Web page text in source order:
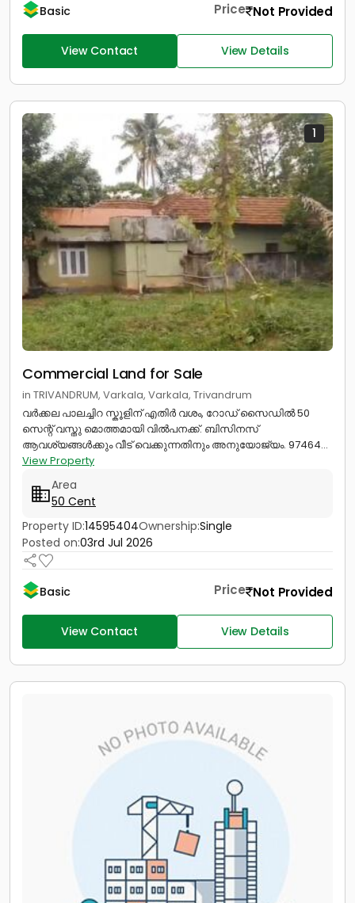
Basic Price Not Provided
View Contact View Details
1
Commercial Land for Sale
in TRIVANDRUM, Varkala, Varkala, Trivandrum
വർക്കല പാലച്ചിറ സ്കൂളിന് എതിർ വശം, റോഡ് സൈഡിൽ 50
സെന്റ് വസ്തു മൊത്തമായി വിൽപനക്ക്. ബിസിനസ്
ആവശ്യങ്ങൾക്കും വീട് വെക്കുന്നതിനും അനുയോജ്യം. 97464...
View Property
Area
50 Cent
Property ID:14595404Ownership:Single
Posted on:03rd Jul 2026
Basic Price Not Provided
View Contact View Details